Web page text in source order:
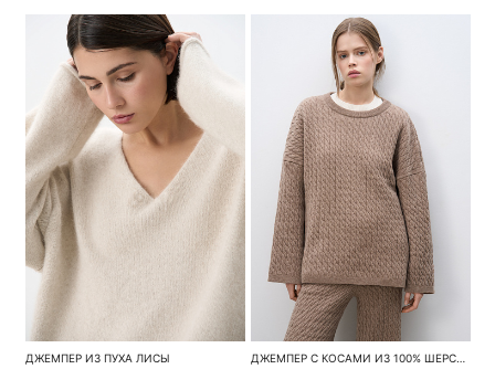
ДЖЕМПЕР ИЗ ПУХА ЛИСЫ ДЖЕМПЕР С КОСАМИ ИЗ 100% ШЕРСТИ МЕРИНОСА ЭКСТРАФАЙН